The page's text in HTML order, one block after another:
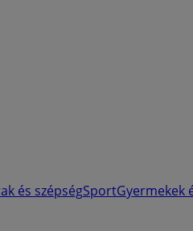
és szépségSportGyermekek